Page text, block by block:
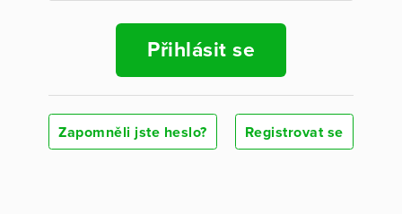
Přihlásit se
Zapomněli jste heslo? Registrovat se